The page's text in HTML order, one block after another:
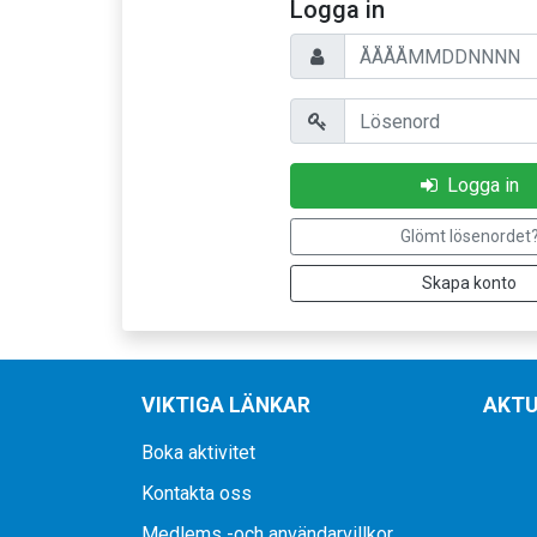
Logga in
Personnummer
Lösenord
Logga in
Glömt lösenordet?
Skapa konto
VIKTIGA LÄNKAR
Boka aktivitet
Kontakta oss